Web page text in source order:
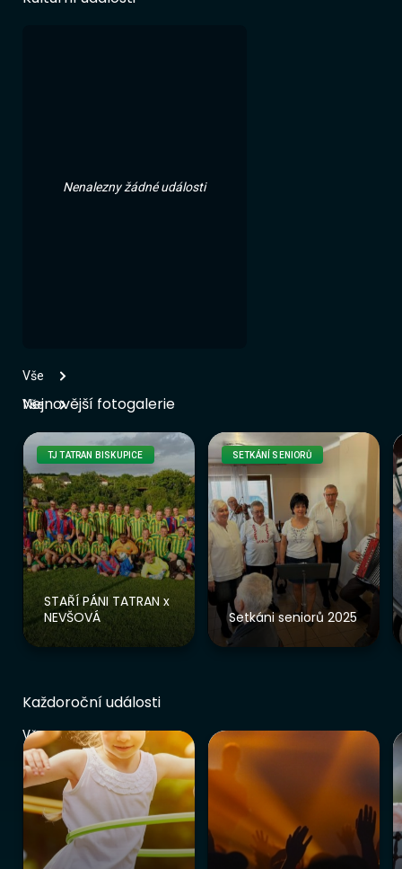
Nenalezny žádné události
Vše
Vše
Nejnovější fotogalerie
STAŘÍ PÁNI TATRAN x
NEVŠOVÁ
TJ TATRAN BISKUPICE
Setkáni seniorů 2025
SETKÁNÍ SENIORŮ
Každoroční události
Vše